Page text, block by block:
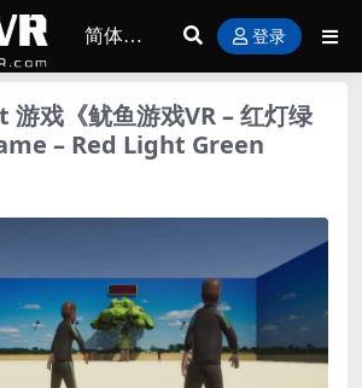
登录
戏《鱿鱼游戏VR – 红灯绿
– Red Light Green